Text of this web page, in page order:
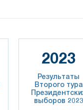
2023
Результаты
Второго тура
выборов 2023